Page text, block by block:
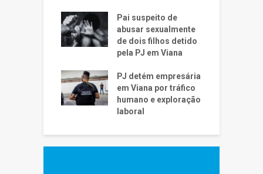
Pai suspeito de
abusar sexualmente
de dois filhos detido
pela PJ em Viana
PJ detém empresária
em Viana por tráfico
humano e exploração
laboral